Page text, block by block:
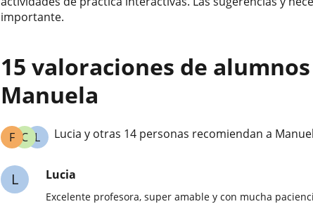
importante.
15 valoraciones de
Manuela
L
C
F Lucia y otras 14 personas recomiendan a
L Lucia
Excelente profesora, super amable y con mucha